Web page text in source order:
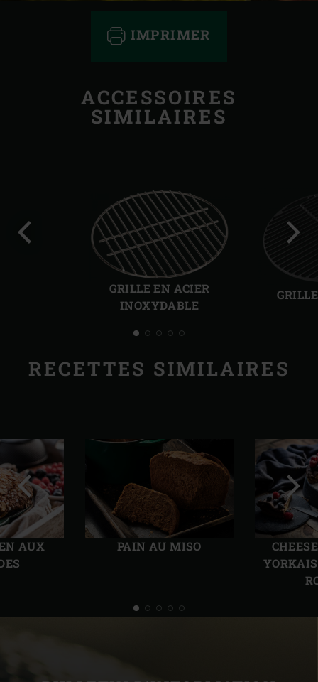
IMPRIMER
ACCESSOIRES
SIMILAIRES
GRILLE EN ACIER
INOXYDABLE
RECETTES SIMILAIRES
AUX
PAIN AU MISO
Diapo
précédente